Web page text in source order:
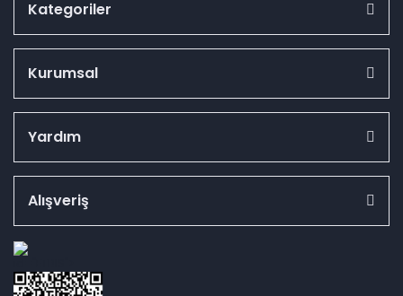
Kategoriler
Kurumsal
Yardım
Alışveriş